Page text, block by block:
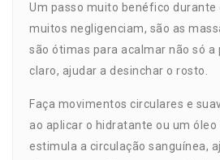
Um passo muito benéfico durante
muitos negligenciam, são as
são ótimas para acalmar não só a
claro, ajudar a desinchar o rosto.
Faça movimentos circulares e
ao aplicar o hidratante ou um
estimula a circulação sanguínea,